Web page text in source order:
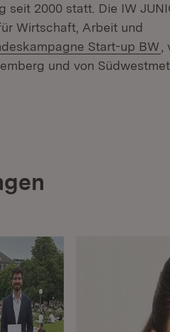
seit 2000 statt. Die IW
Wirtschaft, Arbeit und
Start-up BW
und von